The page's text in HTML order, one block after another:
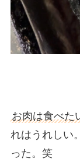
お肉は食べた
れはうれしい
った。笑